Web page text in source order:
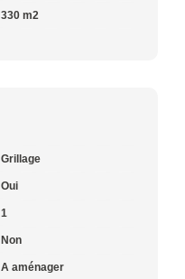
330 m2
Grillage
Oui
1
Non
A aménager